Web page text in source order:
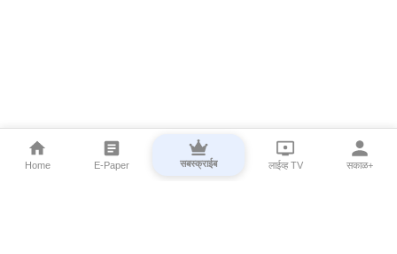
Home E-Paper सबस्क्राईब लाईव्ह TV सकाळ+